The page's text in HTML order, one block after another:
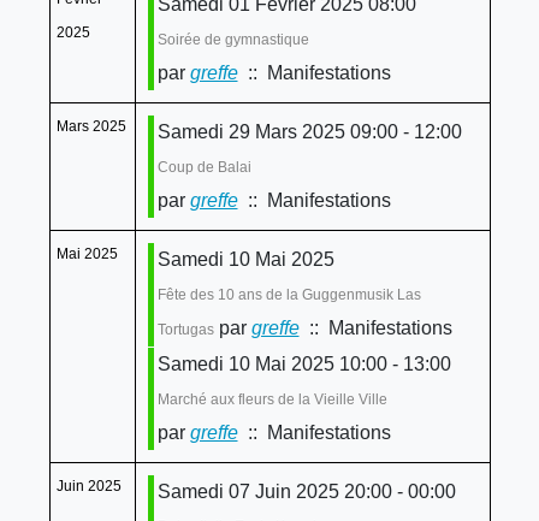
2025
Samedi 01 Février 2025 08:00
Soirée de gymnastique
par greffe:: Manifestations
Mars 2025 Samedi 29 Mars 2025 09:00 - 12:00
Coup de Balai
par greffe:: Manifestations
Mai 2025 Samedi 10 Mai 2025
Fête des 10 ans de la Guggenmusik Las
Tortugaspar greffe:: Manifestations
Samedi 10 Mai 2025 10:00 - 13:00
Marché aux fleurs de la Vieille Ville
par greffe:: Manifestations
Juin 2025 Samedi 07 Juin 2025 20:00 - 00:00